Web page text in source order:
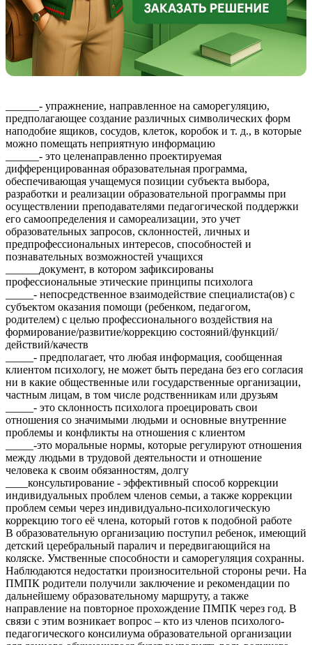
______- упражнение, направленное на саморегуляцию,
предполагающее создание различных символических форм
наподобие ящиков, сосудов, клеток, коробок и т. д., в которые
можно помещать неприятную информацию
______- это целенаправленно проектируемая
дифференцированная образовательная программа,
обеспечивающая учащемуся позиции субъекта выбора,
разработки и реализации образовательной программы при
осуществлении преподавателями педагогической поддержки
его самоопределения и самореализации, это учет
образовательных запросов, склонностей, личных и
предпрофессиональных интересов, способностей и
познавательных возможностей учащихся
______документ, в котором зафиксированы
профессиональные этические принципы психолога
_____- непосредственное взаимодействие специалиста(ов) с
субъектом оказания помощи (ребенком, педагогом,
родителем) с целью профессионального воздействия на
формирование/развитие/коррекцию состояний/функций/
действий/качеств
_____- предполагает, что любая информация, сообщенная
клиентом психологу, не может быть передана без его согласия
ни в какие общественные или государственные организации,
частным лицам, в том числе родственникам или друзьям
_____- это склонность психолога проецировать свои
отношения со значимыми людьми и основные внутренние
проблемы и конфликты на отношения с клиентом
_____-это моральные нормы, которые регулируют отношения
между людьми в трудовой деятельности и отношение
человека к своим обязанностям, долгу
____консультирование - эффективный способ коррекции
индивидуальных проблем членов семьи, а также коррекции
проблем семьи через индивидуально-психологическую
коррекцию того её члена, который готов к подобной работе
В образовательную организацию поступил ребенок, имеющий
детский церебральный паралич и передвигающийся на
коляске. Умственные способности и саморегуляция сохранны.
Наблюдаются недостатки произносительной стороны речи. На
ПМПК родители получили заключение и рекомендации по
дальнейшему образовательному маршруту, а также
направление на повторное прохождение ПМПК через год. В
связи с этим возникает вопрос – кто из членов психолого-
педагогического консилиума образовательной организации